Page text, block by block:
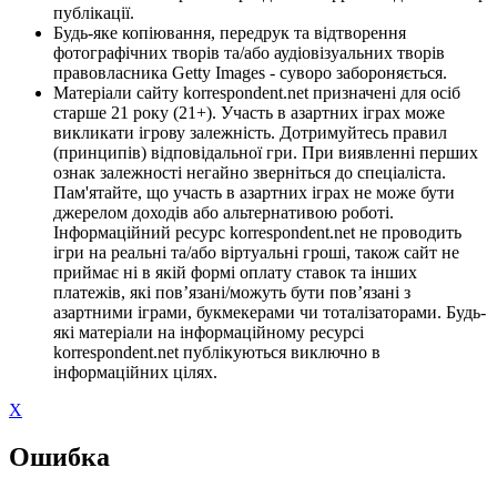
публікації.
Будь-яке копіювання, передрук та відтворення
фотографічних творів та/або аудіовізуальних творів
правовласника Getty Images - суворо забороняється.
Матеріали сайту korrespondent.net призначені для осіб
старше 21 року (21+). Участь в азартних іграх може
викликати ігрову залежність. Дотримуйтесь правил
(принципів) відповідальної гри. При виявленні перших
ознак залежності негайно зверніться до спеціаліста.
Пам'ятайте, що участь в азартних іграх не може бути
джерелом доходів або альтернативою роботі.
Інформаційний ресурс korrespondent.net не проводить
ігри на реальні та/або віртуальні гроші, також сайт не
приймає ні в якій формі оплату ставок та інших
платежів, які пов’язані/можуть бути пов’язані з
азартними іграми, букмекерами чи тоталізаторами. Будь-
які матеріали на інформаційному ресурсі
korrespondent.net публікуються виключно в
інформаційних цілях.
X
Ошибка